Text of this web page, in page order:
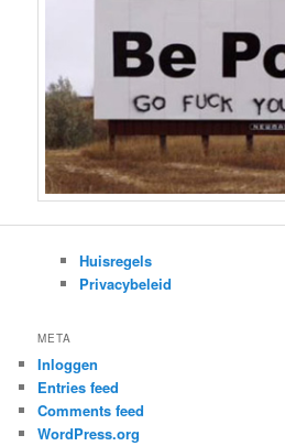
Huisregels
Privacybeleid
META
Inloggen
Entries feed
Comments feed
WordPress.org